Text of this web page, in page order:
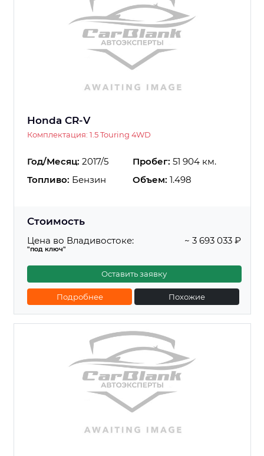
Honda CR-V
Комплектация: 1.5 Touring 4WD
Год/Месяц: 2017/5 Пробег: 51 904 км.
Топливо: Бензин Объем: 1.498
Стоимость
Цена во Владивостоке:
"под ключ"
~ 3 693 033 ₽
Оставить заявку
Подробнее Похожие